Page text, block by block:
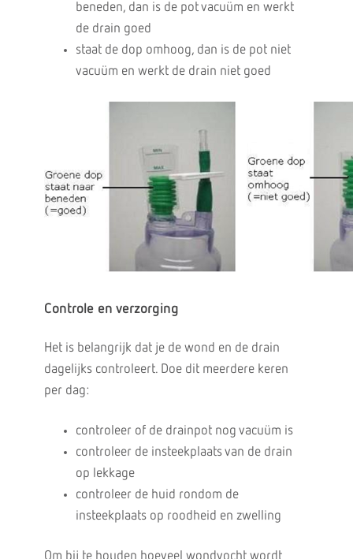
beneden, dan is de pot vacuüm en werkt
de drain goed
staat de dop omhoog, dan is de pot niet
vacuüm en werkt de drain niet goed
Controle en verzorging
Het is belangrijk dat je de wond en de drain
dagelijks controleert. Doe dit meerdere keren
per dag:
controleer of de drainpot nog vacuüm is
controleer de insteekplaats van de drain
op lekkage
controleer de huid rondom de
insteekplaats op roodheid en zwelling
Om bij te houden hoeveel wondvocht wordt